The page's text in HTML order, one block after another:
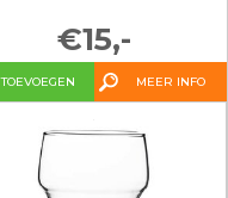
€15,-
TOEVOEGEN MEER INFO